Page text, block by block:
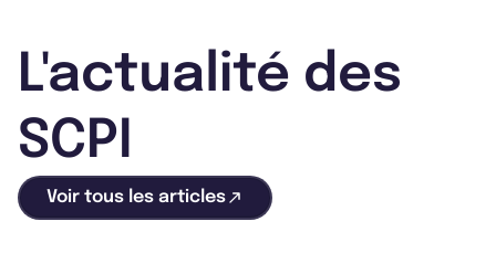
L'actualité des
SCPI
Voir tous les articles